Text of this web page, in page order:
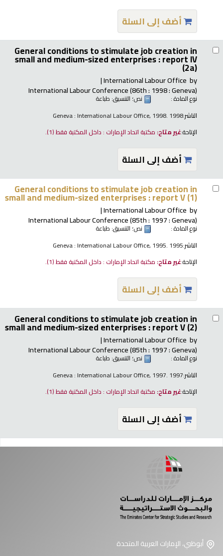
أضف إلى السلة
General conditions to stimulate job creation in
small and medium-sized enterprises : report IV
(2a)
by
International Labour Office
International Labour Conference (86th : 1998 : Geneva)
نوع المادة : نص؛ التنسيق: طباعة
الناشر:Geneva : International Labour Office, 1998. 1998
الإتاحة:غير متاح: مكتبة اتحاد الإمارات : داخل المكتبة فقط(1).
أضف إلى السلة
General conditions to stimulate job creation in
small and medium-sized enterprises : report V (1)
by
International Labour Office
International Labour Conference (85th : 1997 : Geneva)
نوع المادة : نص؛ التنسيق: طباعة
الناشر:Geneva : International Labour Office, 1995. 1995
الإتاحة:غير متاح: مكتبة اتحاد الإمارات : داخل المكتبة فقط(1).
أضف إلى السلة
General conditions to stimulate job creation in
small and medium-sized enterprises : report V (2)
by
International Labour Office
International Labour Conference (85th : 1997 : Geneva)
نوع المادة : نص؛ التنسيق: طباعة
الناشر:Geneva : International Labour Office, 1997. 1997
الإتاحة:غير متاح: مكتبة اتحاد الإمارات : داخل المكتبة فقط(1).
أضف إلى السلة
أبوظبي، الإمارات العربية المتحدة